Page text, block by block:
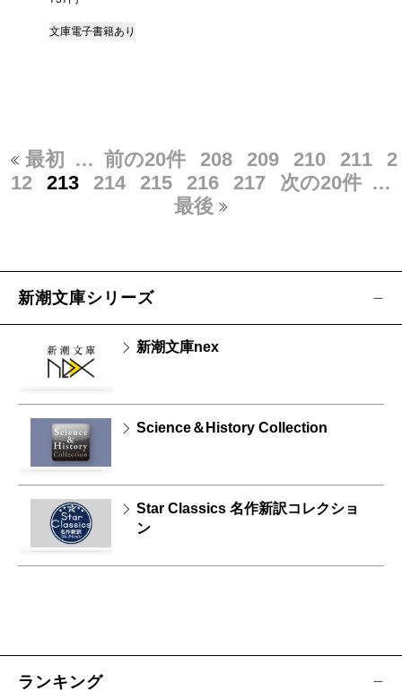
文庫電子書籍あり
最初 … 前の20件 208 209 210 211
2
12
213 214 215 216 217 次の20件 …
最後
新潮文庫シリーズ
新潮文庫nex
Science＆History Collection
Star Classics 名作新訳コレクショ
ン
ランキング